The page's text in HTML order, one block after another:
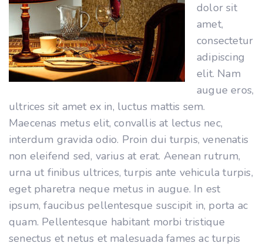
dolor sit
amet,
consectetur
adipiscing
elit. Nam
augue eros,
ultrices sit amet ex in, luctus mattis sem.
Maecenas metus elit, convallis at lectus nec,
interdum gravida odio. Proin dui turpis, venenatis
non eleifend sed, varius at erat. Aenean rutrum,
urna ut finibus ultrices, turpis ante vehicula turpis,
eget pharetra neque metus in augue. In est
ipsum, faucibus pellentesque suscipit in, porta ac
quam. Pellentesque habitant morbi tristique
senectus et netus et malesuada fames ac turpis